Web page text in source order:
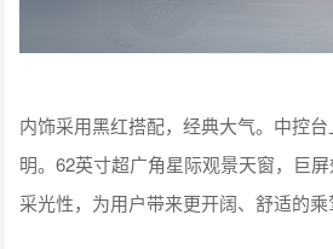
内饰采用黑红搭配，经典大气。中控
明。62英寸超广角星际观景天窗，巨
采光性，为用户带来更开阔、舒适的乘